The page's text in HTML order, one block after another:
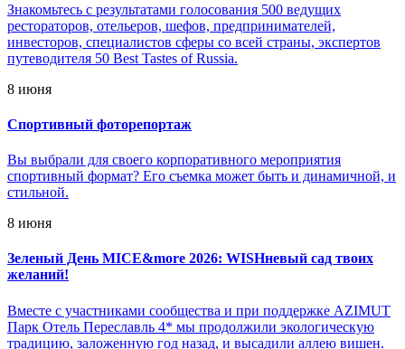
Знакомьтесь с результатами голосования 500 ведущих
рестораторов, отельеров, шефов, предпринимателей,
инвесторов, специалистов сферы со всей страны, экспертов
путеводителя 50 Best Tastes of Russia.
8 июня
Спортивный фоторепортаж
Вы выбрали для своего корпоративного мероприятия
спортивный формат? Его съемка может быть и динамичной, и
стильной.
8 июня
Зеленый День MICE&more 2026: WISHневый сад твоих
желаний!
Вместе с участниками сообщества и при поддержке AZIMUT
Парк Отель Переславль 4* мы продолжили экологическую
традицию, заложенную год назад, и высадили аллею вишен.